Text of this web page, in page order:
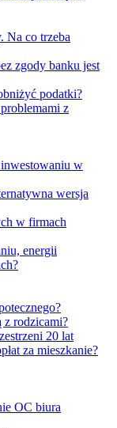
Na co trzeba
zgody banku jest
podatki?
z
w
wersja
w firmach
energii
z rodzicami?
20 lat
za mieszkanie?
OC biura